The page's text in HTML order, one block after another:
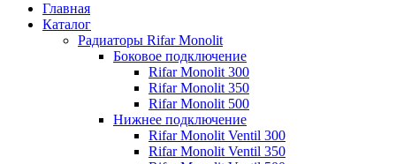
Главная
Каталог
Радиаторы Rifar Monolit
Боковое подключение
Rifar Monolit 300
Rifar Monolit 350
Rifar Monolit 500
Нижнее подключение
Rifar Monolit Ventil 300
Rifar Monolit Ventil 350